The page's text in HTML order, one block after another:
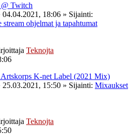
Twitch
04.04.2021, 18:06 » Sijainti:
ohjelmat ja tapahtumat
Teknojta
Artskorps K-net Label (2021 Mix)
25.03.2021, 15:50 » Sijainti: Mixaukset
Teknojta